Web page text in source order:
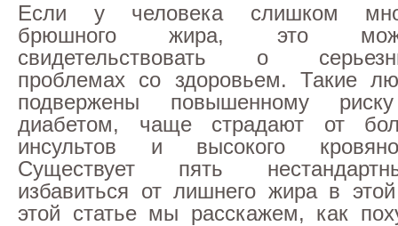
Если у человека слишком
брюшного жира, это
свидетельствовать о
проблемах со здоровьем. Такие
подвержены повышенному
диабетом, чаще страдают от
инсультов и высокого
Существует пять
избавиться от лишнего жира в
этой статье мы расскажем, как